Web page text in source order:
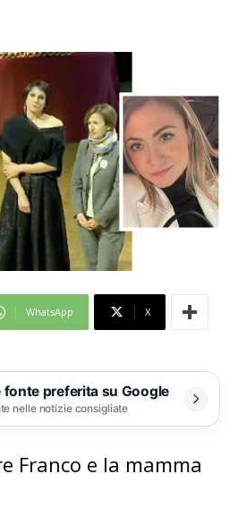
WhatsApp X
preferita su Google
nelle notizie consigliate
Franco e la mamma